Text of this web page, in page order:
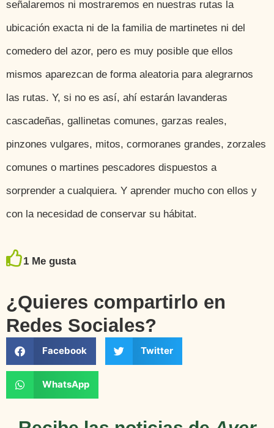
señalaremos ni mostraremos en nuestras rutas la
ubicación exacta ni de la familia de martinetes ni del
comedero del azor, pero es muy posible que ellos
mismos aparezcan de forma aleatoria para alegrarnos
las rutas. Y, si no es así, ahí estarán lavanderas
cascadeñas, gallinetas comunes, garzas reales,
pinzones vulgares, mitos, cormoranes grandes, zorzales
comunes o martines pescadores dispuestos a
sorprender a cualquiera. Y aprender mucho con ellos y
con la necesidad de conservar su hábitat.
1 Me gusta
¿Quieres compartirlo en
Redes Sociales?
Facebook Twitter
WhatsApp